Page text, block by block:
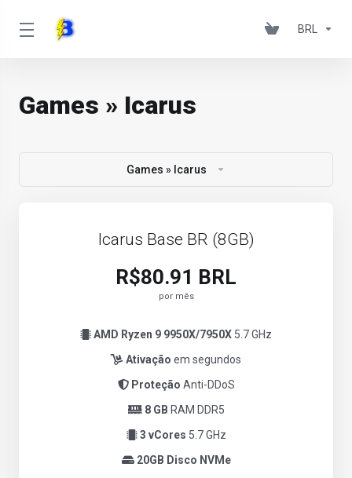
BRL
Games » Icarus
Games » Icarus
Icarus Base BR (8GB)
R$80.91 BRL
por mês
AMD Ryzen 9 9950X/7950X 5.7 GHz
Ativação em segundos
Proteção Anti-DDoS
8 GB RAM DDR5
3 vCores 5.7 GHz
20GB Disco NVMe